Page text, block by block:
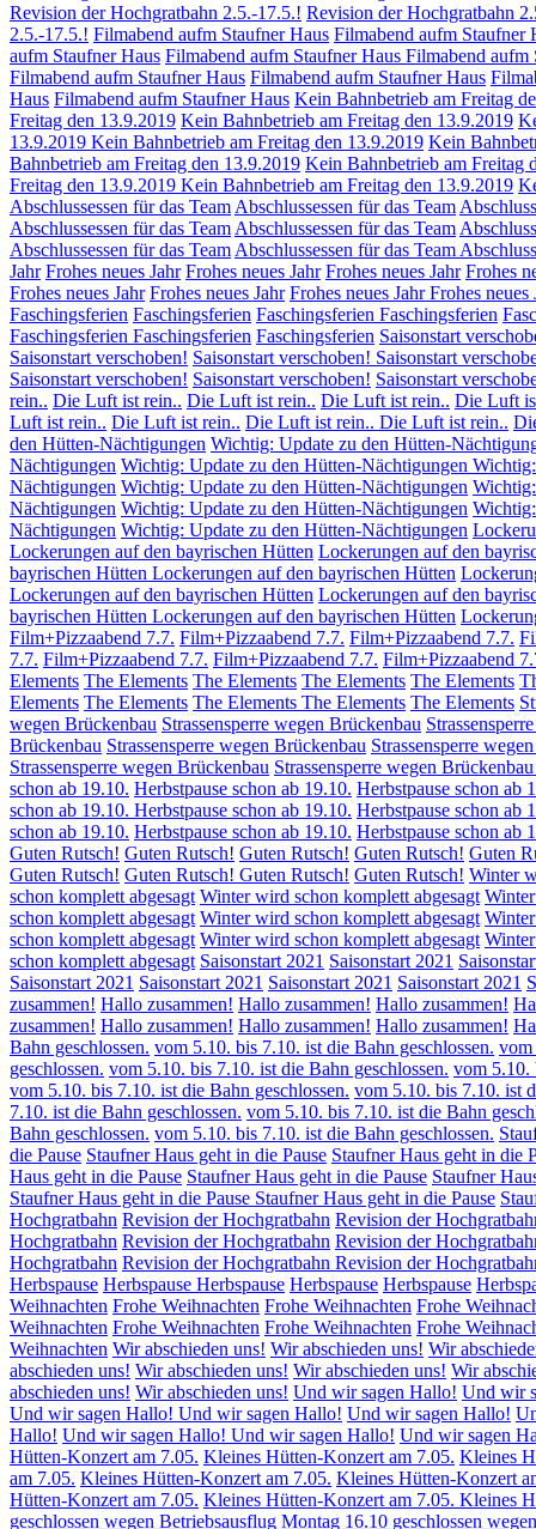
Revision der Hochgratbahn 2.5.-17.5.! Revision der Hochgratbahn
2.5.-17.5.! Filmabend aufm Staufner Haus Filmabend aufm Staufner
aufm Staufner Haus Filmabend aufm Staufner Haus Filmabend aufm
Filmabend aufm Staufner Haus Filmabend aufm Staufner Haus
Haus Filmabend aufm Staufner Haus Kein Bahnbetrieb am Freitag
Freitag den 13.9.2019 Kein Bahnbetrieb am Freitag den 13.9.2019
13.9.2019 Kein Bahnbetrieb am Freitag den 13.9.2019 Kein
Bahnbetrieb am Freitag den 13.9.2019 Kein Bahnbetrieb am Freitag
Freitag den 13.9.2019 Kein Bahnbetrieb am Freitag den 13.9.2019
Abschlussessen für das Team Abschlussessen für das Team
Abschlussessen für das Team Abschlussessen für das Team
Abschlussessen für das Team Abschlussessen für das Team
Jahr Frohes neues Jahr Frohes neues Jahr Frohes neues Jahr Frohes
Frohes neues Jahr Frohes neues Jahr Frohes neues JahrFrohes neues
Faschingsferien Faschingsferien Faschingsferien Faschingsferien
Faschingsferien Faschingsferien Faschingsferien Saisonstart
Saisonstart verschoben! Saisonstart verschoben! Saisonstart
Saisonstart verschoben! Saisonstart verschoben! Saisonstart
rein.. Die Luft ist rein.. Die Luft ist rein.. Die Luft ist rein.. Die Luft
Luft ist rein.. Die Luft ist rein.. Die Luft ist rein.. Die Luft ist rein..
den Hütten-Nächtigungen Wichtig: Update zu den Hütten-
Nächtigungen Wichtig: Update zu den Hütten-Nächtigungen
Nächtigungen Wichtig: Update zu den Hütten-Nächtigungen
Nächtigungen Wichtig: Update zu den Hütten-Nächtigungen
Nächtigungen Wichtig: Update zu den Hütten-Nächtigungen
Lockerungen auf den bayrischen Hütten Lockerungen auf den
bayrischen Hütten Lockerungen auf den bayrischen Hütten
Lockerungen auf den bayrischen Hütten Lockerungen auf den
bayrischen Hütten Lockerungen auf den bayrischen Hütten
Film+Pizzaabend 7.7. Film+Pizzaabend 7.7. Film+Pizzaabend 7.7.
7.7. Film+Pizzaabend 7.7. Film+Pizzaabend 7.7. Film+Pizzaabend
Elements The Elements The Elements The Elements The Elements
Elements The Elements The Elements The Elements The Elements
wegen Brückenbau Strassensperre wegen Brückenbau
Brückenbau Strassensperre wegen Brückenbau Strassensperre
Strassensperre wegen Brückenbau Strassensperre wegen
schon ab 19.10. Herbstpause schon ab 19.10. Herbstpause schon ab
schon ab 19.10. Herbstpause schon ab 19.10. Herbstpause schon ab
schon ab 19.10. Herbstpause schon ab 19.10. Herbstpause schon ab
Guten Rutsch! Guten Rutsch! Guten Rutsch! Guten Rutsch! Guten
Guten Rutsch! Guten Rutsch! Guten Rutsch! Guten Rutsch! Winter
schon komplett abgesagt Winter wird schon komplett abgesagt
schon komplett abgesagt Winter wird schon komplett abgesagt
schon komplett abgesagt Winter wird schon komplett abgesagt
schon komplett abgesagt Saisonstart 2021 Saisonstart 2021
Saisonstart 2021 Saisonstart 2021 Saisonstart 2021 Saisonstart 2021
zusammen! Hallo zusammen! Hallo zusammen! Hallo zusammen!
zusammen! Hallo zusammen! Hallo zusammen! Hallo zusammen!
Bahn geschlossen. vom 5.10. bis 7.10. ist die Bahn geschlossen. vom
geschlossen. vom 5.10. bis 7.10. ist die Bahn geschlossen. vom 5.10.
vom 5.10. bis 7.10. ist die Bahn geschlossen. vom 5.10. bis 7.10. ist
7.10. ist die Bahn geschlossen. vom 5.10. bis 7.10. ist die Bahn
Bahn geschlossen. vom 5.10. bis 7.10. ist die Bahn geschlossen.
die Pause Staufner Haus geht in die Pause Staufner Haus geht in die
Haus geht in die Pause Staufner Haus geht in die Pause Staufner
Staufner Haus geht in die Pause Staufner Haus geht in die Pause
Hochgratbahn Revision der Hochgratbahn Revision der
Hochgratbahn Revision der Hochgratbahn Revision der
Hochgratbahn Revision der Hochgratbahn Revision der
Herbspause Herbspause Herbspause Herbspause Herbspause
Weihnachten Frohe Weihnachten Frohe Weihnachten Frohe
Weihnachten Frohe Weihnachten Frohe Weihnachten Frohe
Weihnachten Wir abschieden uns! Wir abschieden uns! Wir
abschieden uns! Wir abschieden uns! Wir abschieden uns! Wir
abschieden uns! Wir abschieden uns! Und wir sagen Hallo! Und wir
Und wir sagen Hallo! Und wir sagen Hallo! Und wir sagen Hallo!
Hallo! Und wir sagen Hallo! Und wir sagen Hallo! Und wir sagen
Hütten-Konzert am 7.05. Kleines Hütten-Konzert am 7.05. Kleines
am 7.05. Kleines Hütten-Konzert am 7.05. Kleines Hütten-Konzert
Hütten-Konzert am 7.05. Kleines Hütten-Konzert am 7.05. Kleines
geschlossen wegen Betriebsausflug Montag 16.10 geschlossen